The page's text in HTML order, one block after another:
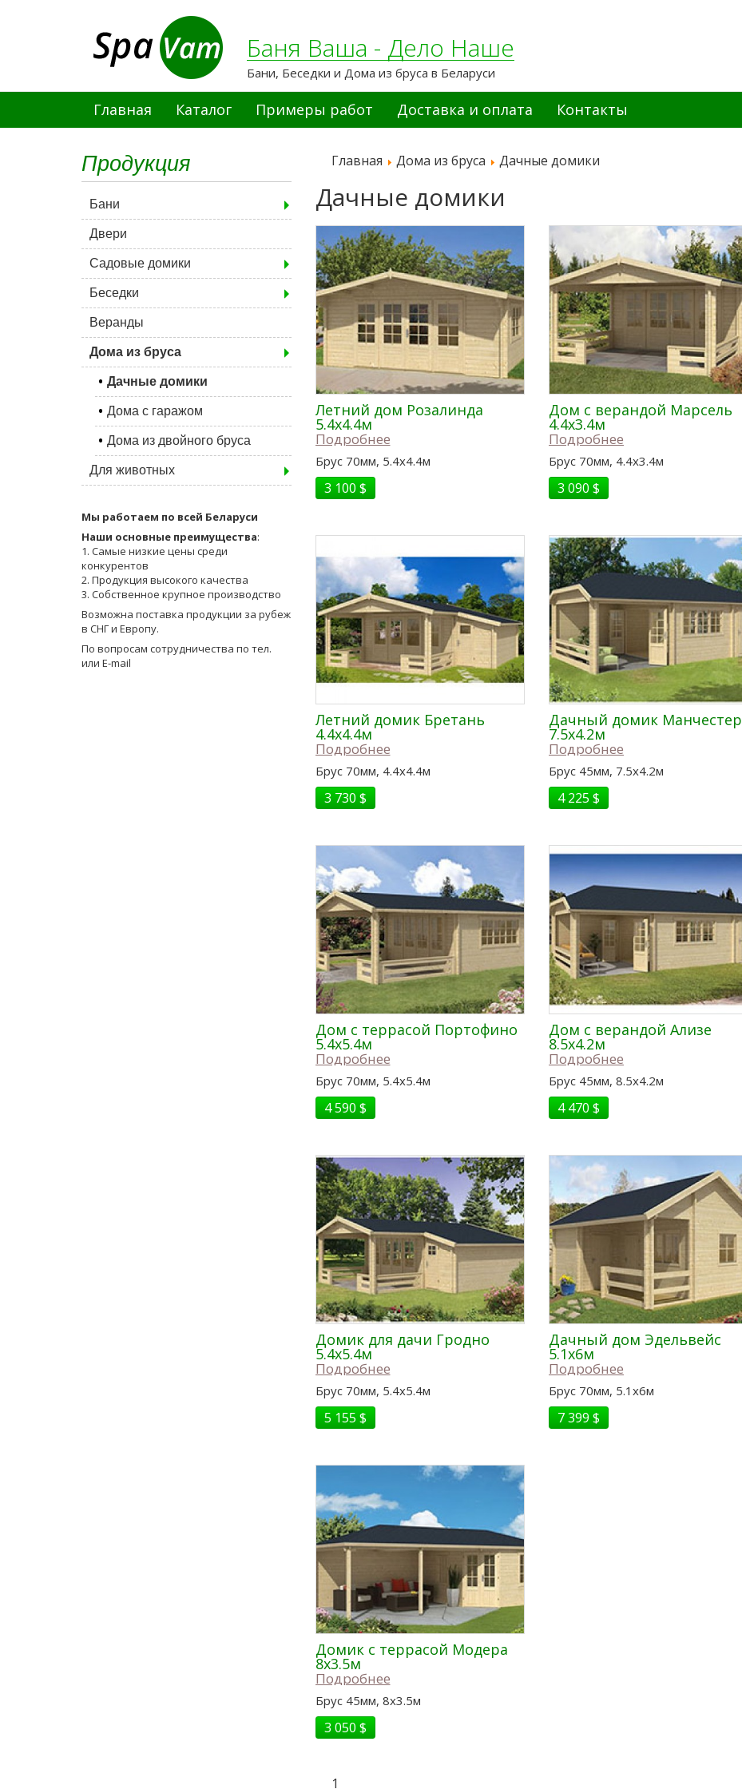
Баня Ваша - Дело Наше
Бани, Беседки и Дома из бруса в Беларуси
Главная Каталог Примеры работ Доставка и оплата Контакты
Продукция
Бани
Двери
Садовые домики
Беседки
Веранды
Дома из бруса
Дачные домики
Дома с гаражом
Дома из двойного бруса
Для животных
Мы работаем по всей Беларуси
Наши основные преимущества:
1. Самые низкие цены среди
конкурентов
2. Продукция высокого качества
3. Собственное крупное производство
Возможна поставка продукции за рубеж
в СНГ и Европу.
По вопросам сотрудничества по тел.
или E-mail
Главная Дома из бруса Дачные домики
Дачные домики
Летний дом Розалинда
5.4x4.4м
Подробнее
Брус 70мм, 5.4x4.4м
3 100 $
Дом с верандой Марсель
4.4x3.4м
Подробнее
Брус 70мм, 4.4x3.4м
3 090 $
Летний домик Бретань
4.4x4.4м
Подробнее
Брус 70мм, 4.4x4.4м
3 730 $
Дачный домик Манчестер
7.5x4.2м
Подробнее
Брус 45мм, 7.5x4.2м
4 225 $
Дом с террасой Портофино
5.4x5.4м
Подробнее
Брус 70мм, 5.4x5.4м
4 590 $
Дом с верандой Ализе
8.5x4.2м
Подробнее
Брус 45мм, 8.5x4.2м
4 470 $
Домик для дачи Гродно
5.4x5.4м
Подробнее
Брус 70мм, 5.4x5.4м
5 155 $
Дачный дом Эдельвейс
5.1x6м
Подробнее
Брус 70мм, 5.1x6м
7 399 $
Домик с террасой Модера
8x3.5м
Подробнее
Брус 45мм, 8x3.5м
3 050 $
1